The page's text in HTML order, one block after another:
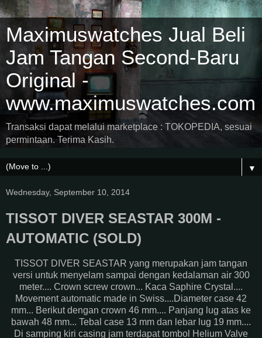
Maximuswatches Jual Beli
Jam Tangan Second-Baru
Original -
www.maximuswatches.com
Transaksi dapat melalui marketplace : TOKOPEDIA, sesuai
permintaan. Terima Kasih.
▼
Wednesday, September 10, 2014
TISSOT DIVER SEASTAR 300M -
AUTOMATIC (SOLD)
TISSOT DIVER SEASTAR yang merupakan jam tangan
versi untuk menyelam sampai dengan kedalaman air 300
meter.... Crown screw crown... Kaca Saphire Crystal....
Movement automatic made in Swiss....Diameter case 42
mm... Berikut dengan crown 46 mm.... Panjang lug atas ke
bawah 48 mm... Tebal case 13 mm dan lebar lug 19 mm....
Di samping kiri casing jam terdapat tombol Helium Valve